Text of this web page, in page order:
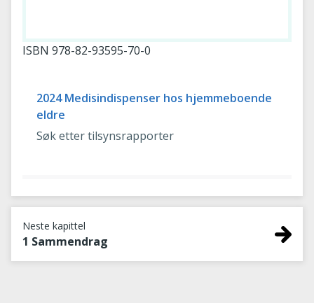
ISBN 978-82-93595-70-0
2024 Medisindispenser hos hjemmeboende
eldre
Søk etter tilsynsrapporter
Neste kapittel
1 Sammendrag